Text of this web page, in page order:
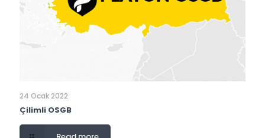
24 Ocak 2022
Çilimli OSGB